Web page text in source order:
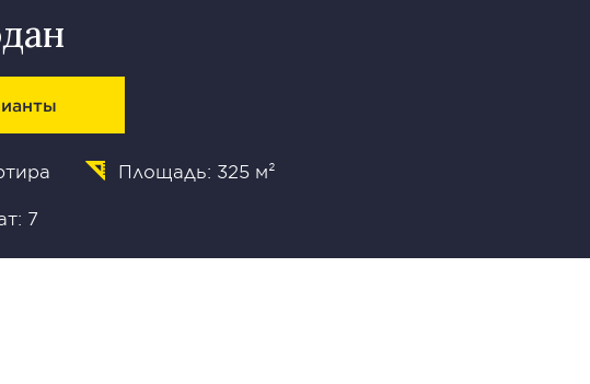
Площадь: 325 м²
7